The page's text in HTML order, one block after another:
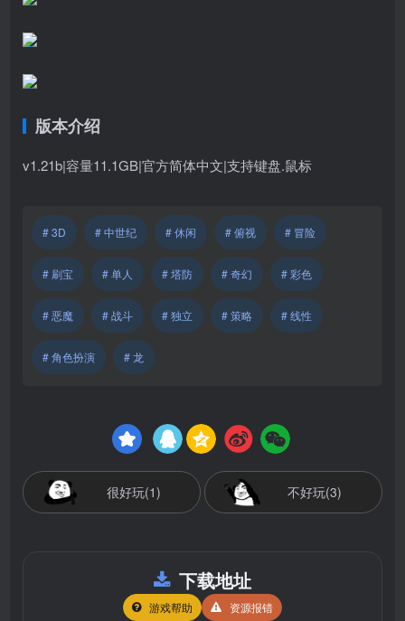
版本介绍
v1.21b|容量11.1GB|官方简体中文|支持键盘.鼠标
# 3D # 中世纪 # 休闲 # 俯视 # 冒险
# 刷宝 # 单人 # 塔防 # 奇幻 # 彩色
# 恶魔 # 战斗 # 独立 # 策略 # 线性
# 角色扮演 # 龙
很好玩(1) 不好玩(3)
下载地址
游戏帮助 资源报错